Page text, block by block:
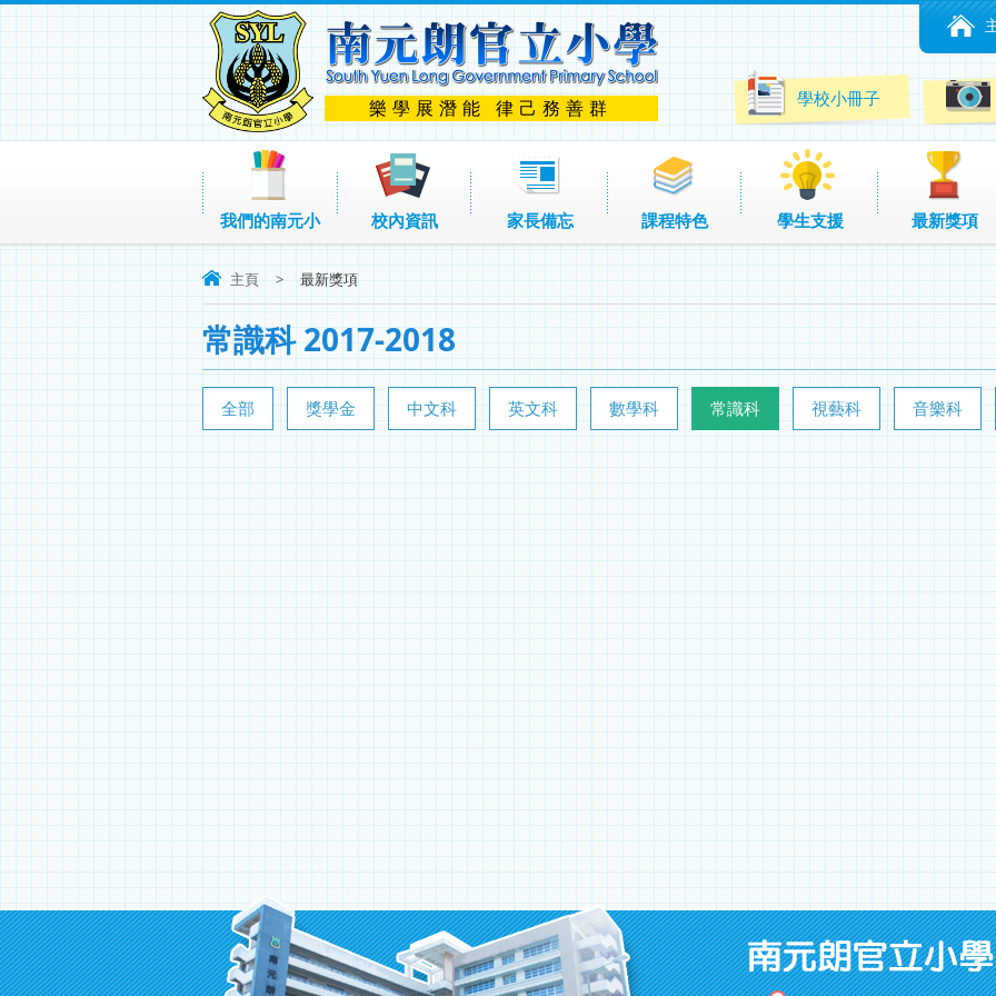
樂學展潛能 律己務善群 學校小冊子
我們的南元小 校內資訊 家長備忘 課程特色 學生支援 最新獎項
主頁 > 最新獎項
常識科 2017-2018
全部 獎學金 中文科 英文科 數學科 常識科 視藝科 音樂科